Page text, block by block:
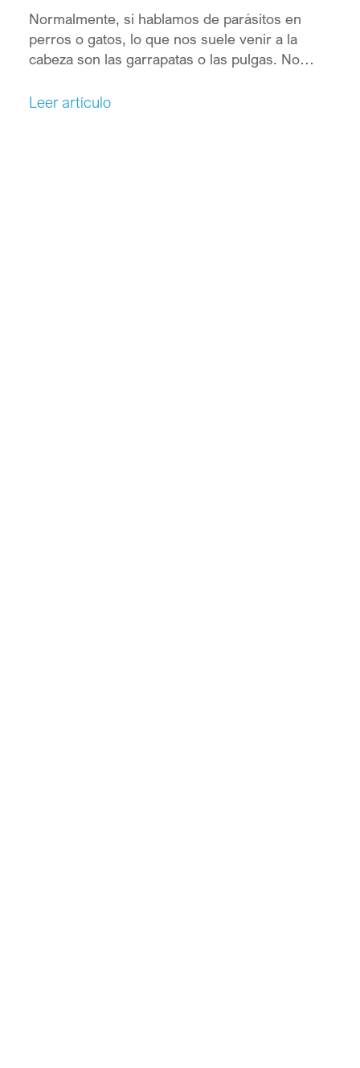
Normalmente, si hablamos de parásitos en
perros o gatos, lo que nos suele venir a la
cabeza son las garrapatas o las pulgas. No
nuestras mascotas. Ahora bien, si nuestro
Leer artículo